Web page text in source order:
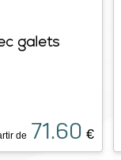
galets
de 71.60 €